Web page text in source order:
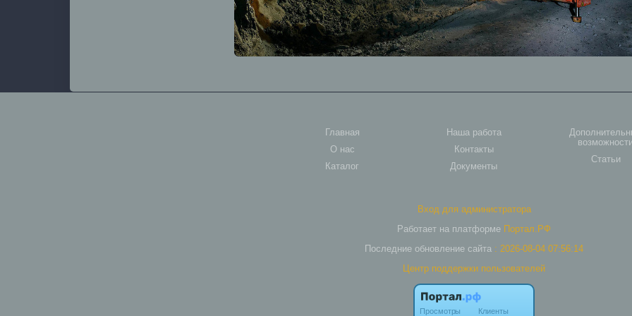
Главная
О нас
Каталог
Наша работа
Контакты
Документы
Статьи
Вход для администратора
Работает на платформе Портал.РФ
Последние обновление сайта : 2026-08-04 07:56:14
Центр поддержки пользователей